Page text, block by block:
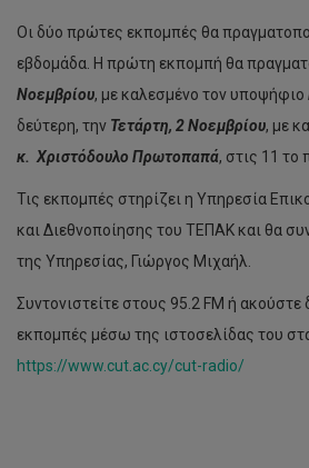
Οι δύο πρώτες εκπομπές θα
εβδομάδα. Η πρώτη εκπομπή θα
Νοεμβρίου, με καλεσμένο τον υποψήφιο
δεύτερη, την Τετάρτη, 2 Νοεμβρίου, με
κ. Χριστόδουλο Πρωτοπαπά, στις 11 το
Τις εκπομπές στηρίζει η Υπηρεσία
και Διεθνοποίησης του ΤΕΠΑΚ και θα
της Υπηρεσίας, Γιώργος Μιχαήλ.
Συντονιστείτε στους 95.2 FM ή ακούστε
εκπομπές μέσω της ιστοσελίδας του
https://www.cut.ac.cy/cut-radio/